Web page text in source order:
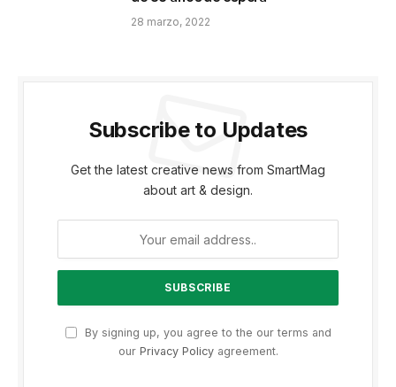
28 marzo, 2022
Subscribe to Updates
Get the latest creative news from SmartMag
about art & design.
By signing up, you agree to the our terms and
our Privacy Policyagreement.